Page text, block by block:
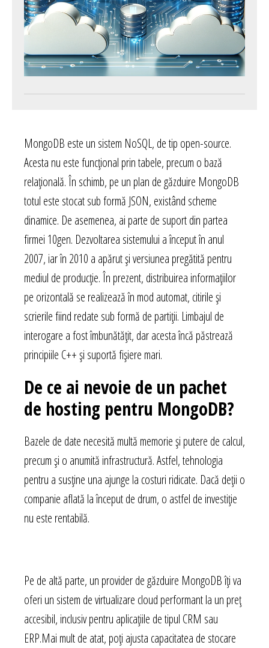
MongoDB este un sistem NoSQL, de tip open-source.
Acesta nu este funcțional prin tabele, precum o bază
relațională. În schimb, pe un plan de găzduire MongoDB
totul este stocat sub formă JSON, existând scheme
dinamice. De asemenea, ai parte de suport din partea
firmei 10gen. Dezvoltarea sistemului a început în anul
2007, iar în 2010 a apărut și versiunea pregătită pentru
mediul de producție. În prezent, distribuirea informațiilor
pe orizontală se realizează în mod automat, citirile și
scrierile fiind redate sub formă de partiții. Limbajul de
interogare a fost îmbunătățit, dar acesta încă păstrează
principiile C++ și suportă fișiere mari.
De ce ai nevoie de un pachet
de hosting pentru MongoDB?
Bazele de date necesită multă memorie și putere de calcul,
precum și o anumită infrastructură. Astfel, tehnologia
pentru a susține una ajunge la costuri ridicate. Dacă deții o
companie aflată la început de drum, o astfel de investiție
nu este rentabilă.
Pe de altă parte, un provider de găzduire MongoDB îți va
oferi un sistem de virtualizare cloud performant la un preț
accesibil, inclusiv pentru aplicațiile de tipul CRM sau
ERP.Mai mult de atat, poți ajusta capacitatea de stocare